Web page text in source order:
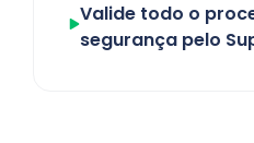
Valide todo o
segurança pelo